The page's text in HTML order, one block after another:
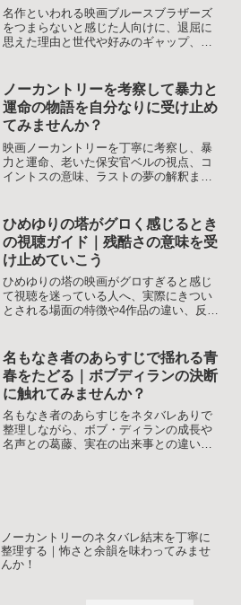
名作といわれる映画ブルースブラザーズ
をつまらないと感じた人向けに、退屈に
思えた理由と世代や好みのギャップ、音
さえつつあらすじや見どころも振り返る
ので、もう一度見るか迷っている人にも
役立つ内容です。
ノーカントリーを考察して暴力と
運命の物語を自分なりに受け止め
てみませんか？
映画ノーカントリーを丁寧に考察し、暴
力と運命、老いた保安官ベルの視点、コ
イントスの意味、ラストの夢の解釈まで
を整理したい人向けに、ネタバレありで
深掘りしていく解説記事です。
ひめゆりの塔がグロく感じるとき
の視聴ガイド｜残酷さの意味を受
け止めていこう
ひめゆりの塔の映画がグロすぎると感じ
て視聴を迷っている人へ、実際にきつい
とされる場面の特徴や4作品の違い、反戦
説します。グロ描写が苦手な人でも無理
なく作品と出会えるように配慮した内容
です。
名もなき者のあらすじで揺れる青
春をたどる｜ボブディランの決断
に触れてみませんか？
名もなき者のあらすじをネタバレありで
整理しながら、ボブ・ディランの成長や
名声との葛藤、実在の出来事との違い、
ノーカントリーのネタバレ結末を丁寧に
整理する｜怖さと余韻を味わってみませ
んか！